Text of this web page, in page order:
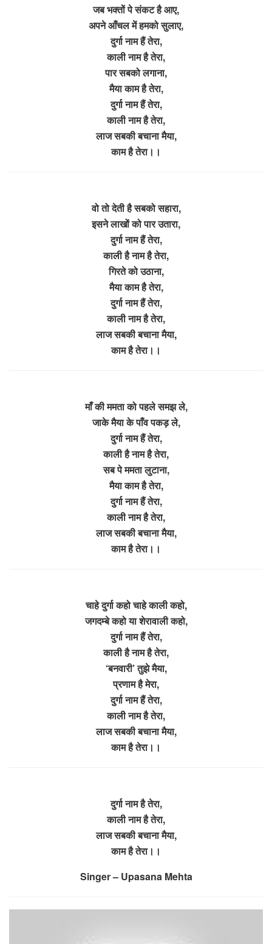
जब भक्तों पे संकट है आए,
अपने आँचल में हमको सुलाए,
दुर्गा नाम हैं तेरा,
काली नाम है तेरा,
पार सबको लगाना,
मैया काम है तेरा,
दुर्गा नाम हैं तेरा,
काली नाम है तेरा,
लाज सबकी बचाना मैया,
काम है तेरा।।
वो तो देती है सबको सहारा,
इसने लाखों को पार उतारा,
दुर्गा नाम हैं तेरा,
काली है नाम है तेरा,
गिरते को उठाना,
मैया काम है तेरा,
दुर्गा नाम हैं तेरा,
काली नाम है तेरा,
लाज सबकी बचाना मैया,
काम है तेरा।।
माँ की ममता को पहले समझ ले,
जाके मैया के पाँव पकड़ ले,
दुर्गा नाम हैं तेरा,
काली है नाम है तेरा,
सब पे ममता लुटाना,
मैया काम है तेरा,
दुर्गा नाम हैं तेरा,
काली नाम है तेरा,
लाज सबकी बचाना मैया,
काम है तेरा।।
चाहे दुर्गा कहो चाहे काली कहो,
जगदम्बे कहो या शेरावाली कहो,
दुर्गा नाम हैं तेरा,
काली है नाम है तेरा,
‘बनवारी’ तुझे मैया,
प्रणाम है मेरा,
दुर्गा नाम हैं तेरा,
काली नाम है तेरा,
लाज सबकी बचाना मैया,
काम है तेरा।।
दुर्गा नाम है तेरा,
काली नाम है तेरा,
लाज सबकी बचाना मैया,
काम है तेरा।।
Singer – Upasana Mehta